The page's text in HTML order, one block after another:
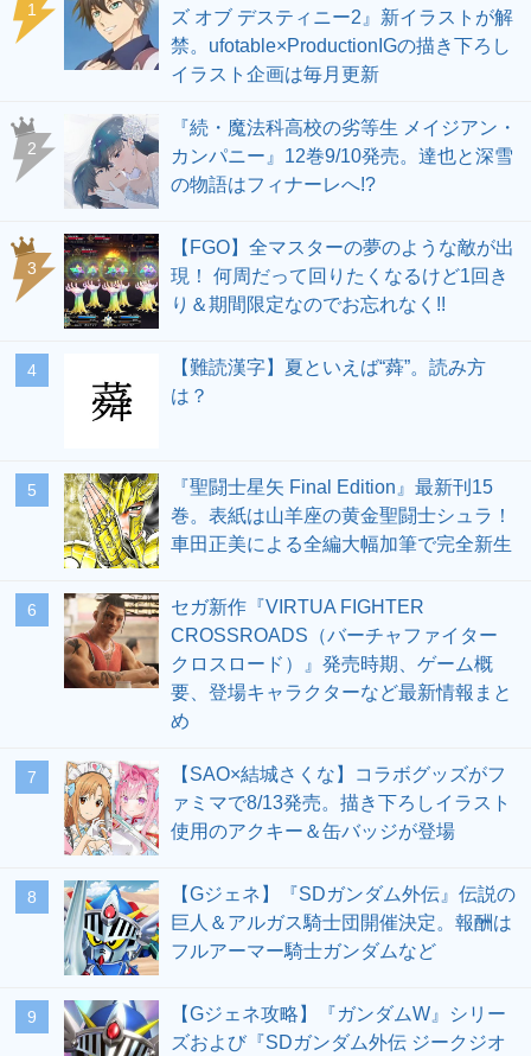
1
ズ オブ デスティニー2』新イラストが解
禁。ufotable×ProductionIGの描き下ろし
イラスト企画は毎月更新
2
『続・魔法科高校の劣等生 メイジアン・
カンパニー』12巻9/10発売。達也と深雪
の物語はフィナーレへ!?
3
【FGO】全マスターの夢のような敵が出
現！ 何周だって回りたくなるけど1回き
り＆期間限定なのでお忘れなく!!
4
【難読漢字】夏といえば“蕣”。読み方
は？
5
『聖闘士星矢 Final Edition』最新刊15
巻。表紙は山羊座の黄金聖闘士シュラ！
車田正美による全編大幅加筆で完全新生
6
セガ新作『VIRTUA FIGHTER
CROSSROADS（バーチャファイター
クロスロード）』発売時期、ゲーム概
要、登場キャラクターなど最新情報まと
め
7
【SAO×結城さくな】コラボグッズがフ
ァミマで8/13発売。描き下ろしイラスト
使用のアクキー＆缶バッジが登場
8
【Gジェネ】『SDガンダム外伝』伝説の
巨人＆アルガス騎士団開催決定。報酬は
フルアーマー騎士ガンダムなど
9
【Gジェネ攻略】『ガンダムW』シリー
ズおよび『SDガンダム外伝 ジークジオ